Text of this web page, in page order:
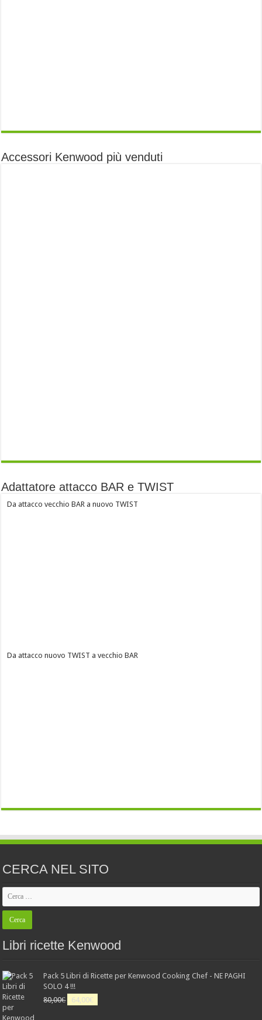
Accessori Kenwood più venduti
Adattatore attacco BAR e TWIST
Da attacco vecchio BAR a nuovo TWIST
Da attacco nuovo TWIST a vecchio BAR
CERCA NEL SITO
Libri ricette Kenwood
Pack 5 Libri di Ricette per Kenwood Cooking Chef - NE PAGHI
SOLO 4 !!!
80,00€ 64,00€